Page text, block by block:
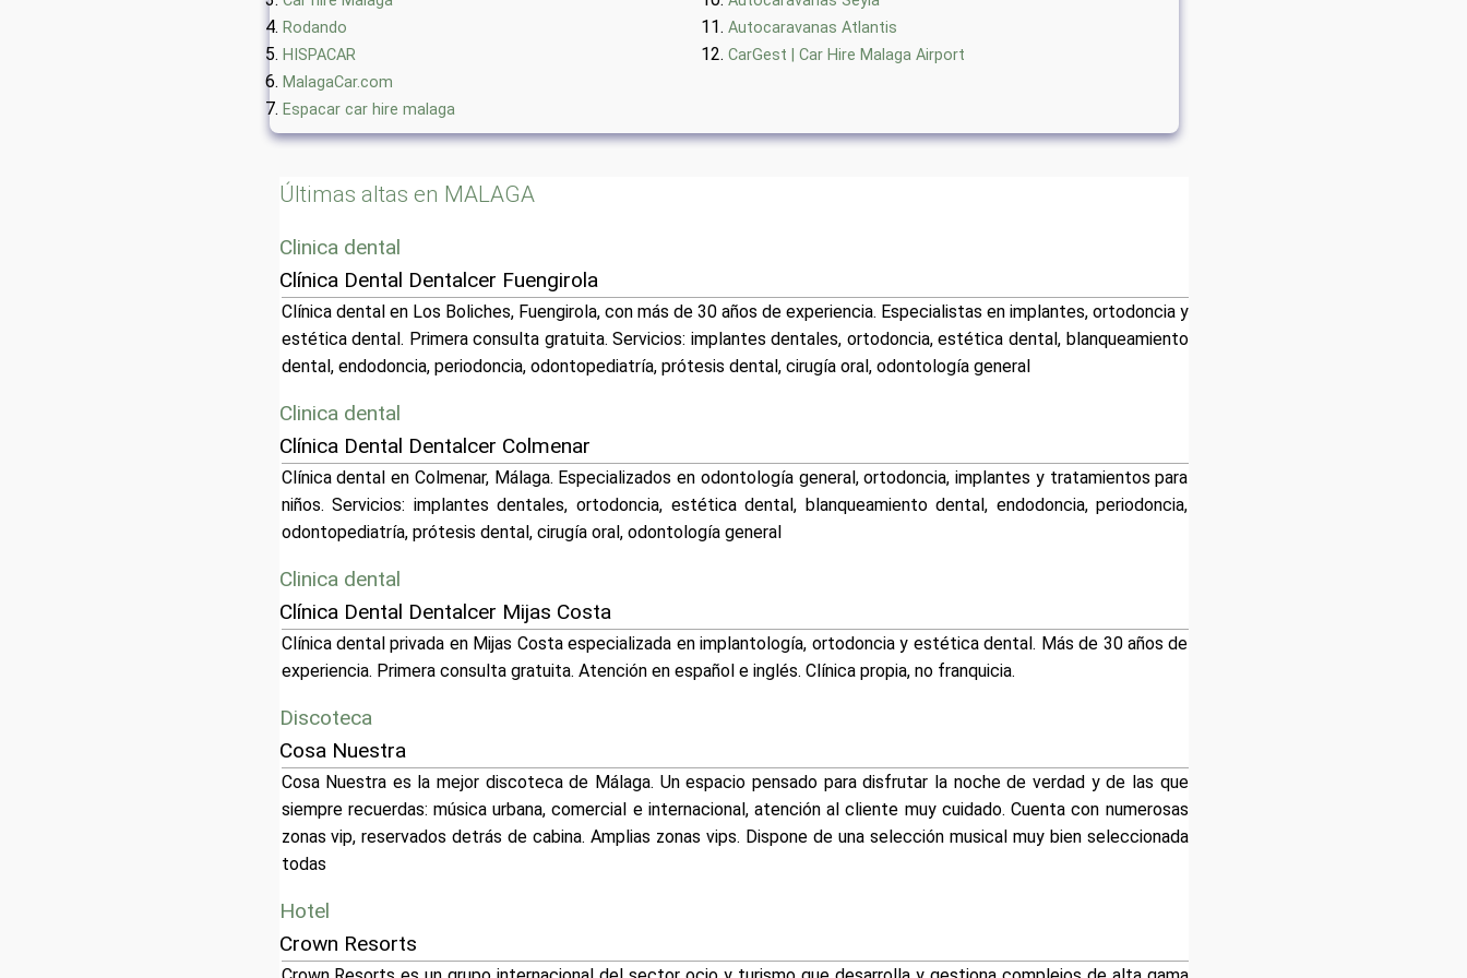
Rodando
HISPACAR
MalagaCar.com
Espacar car hire malaga
Autocaravanas Atlantis
CarGest | Car Hire Malaga Airport
Últimas altas en MALAGA
Clinica dental
Clínica Dental Dentalcer Fuengirola
Clínica dental en Los Boliches, Fuengirola, con más de 30 años de experiencia. Especialistas en implantes, ortodoncia y
estética dental. Primera consulta gratuita. Servicios: implantes dentales, ortodoncia, estética dental, blanqueamiento
dental, endodoncia, periodoncia, odontopediatría, prótesis dental, cirugía oral, odontología general
Clinica dental
Clínica Dental Dentalcer Colmenar
Clínica dental en Colmenar, Málaga. Especializados en odontología general, ortodoncia, implantes y tratamientos para
niños. Servicios: implantes dentales, ortodoncia, estética dental, blanqueamiento dental, endodoncia, periodoncia,
odontopediatría, prótesis dental, cirugía oral, odontología general
Clinica dental
Clínica Dental Dentalcer Mijas Costa
Clínica dental privada en Mijas Costa especializada en implantología, ortodoncia y estética dental. Más de 30 años de
experiencia. Primera consulta gratuita. Atención en español e inglés. Clínica propia, no franquicia.
Discoteca
Cosa Nuestra
Cosa Nuestra es la mejor discoteca de Málaga. Un espacio pensado para disfrutar la noche de verdad y de las que
siempre recuerdas: música urbana, comercial e internacional, atención al cliente muy cuidado. Cuenta con numerosas
zonas vip, reservados detrás de cabina. Amplias zonas vips. Dispone de una selección musical muy bien seleccionada
todas
Hotel
Crown Resorts